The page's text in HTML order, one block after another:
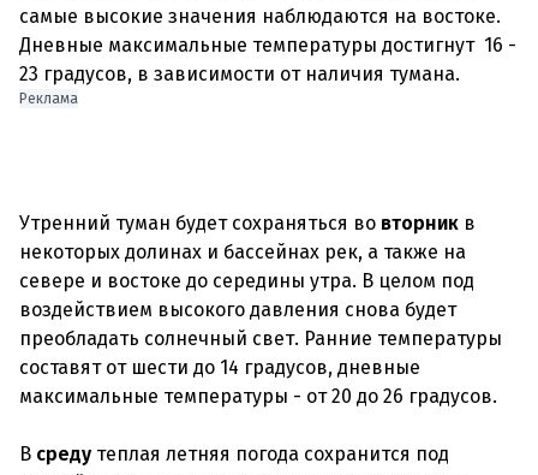
самые высокие значения наблюдаются на востоке.
Дневные максимальные температуры достигнут 16 -
Реклама
Утренний туман будет сохраняться во вторник в
некоторых долинах и бассейнах рек, а также на
севере и востоке до середины утра. В целом под
воздействием высокого давления снова будет
преобладать солнечный свет. Ранние температуры
составят от шести до 14 градусов, дневные
максимальные температуры - от 20 до 26 градусов.
В среду теплая летняя погода сохранится под